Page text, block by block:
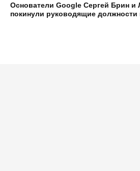
Основатели Google Сергей Брин и
покинули руководящие должности